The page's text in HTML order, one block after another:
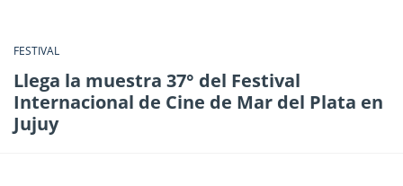
FESTIVAL
Llega la muestra 37° del Festival
Internacional de Cine de Mar del Plata en
Jujuy